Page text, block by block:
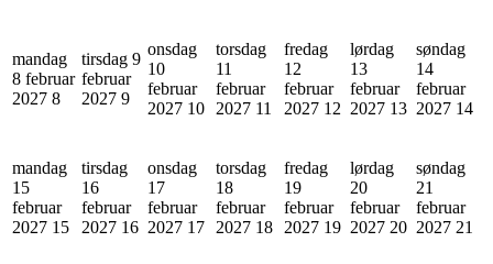
mandag
8 februar
2027 8
tirsdag 9
februar
2027 9
onsdag
10
februar
2027 10
torsdag
11
februar
2027 11
fredag
12
februar
2027 12
lørdag
13
februar
2027 13
søndag
14
februar
2027 14
mandag
15
februar
2027 15
tirsdag
16
februar
2027 16
onsdag
17
februar
2027 17
torsdag
18
februar
2027 18
fredag
19
februar
2027 19
lørdag
20
februar
2027 20
søndag
21
februar
2027 21